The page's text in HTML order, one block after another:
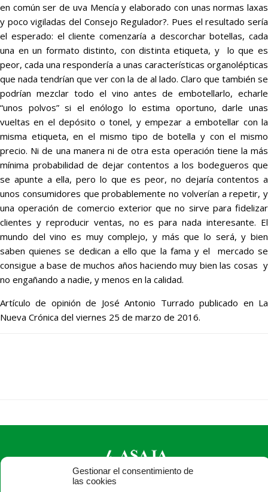
Gestionar el consentimiento de
las cookies
en común ser de uva Mencía y elaborado con unas normas laxas
y poco vigiladas del Consejo Regulador?. Pues el resultado sería
el esperado: el cliente comenzaría a descorchar botellas, cada
una en un formato distinto, con distinta etiqueta, y lo que es
peor, cada una respondería a unas características organolépticas
que nada tendrían que ver con la de al lado. Claro que también se
podrían mezclar todo el vino antes de embotellarlo, echarle
“unos polvos” si el enólogo lo estima oportuno, darle unas
vueltas en el depósito o tonel, y empezar a embotellar con la
misma etiqueta, en el mismo tipo de botella y con el mismo
precio. Ni de una manera ni de otra esta operación tiene la más
mínima probabilidad de dejar contentos a los bodegueros que
se apunte a ella, pero lo que es peor, no dejaría contentos a
unos consumidores que probablemente no volverían a repetir, y
una operación de comercio exterior que no sirve para fidelizar
clientes y reproducir ventas, no es para nada interesante. El
mundo del vino es muy complejo, y más que lo será, y bien
saben quienes se dedican a ello que la fama y el mercado se
consigue a base de muchos años haciendo muy bien las cosas y
no engañando a nadie, y menos en la calidad.
Artículo de opinión de José Antonio Turrado publicado en La
Nueva Crónica del viernes 25 de marzo de 2016.